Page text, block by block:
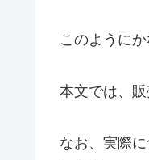
このように
本文では、
なお、実際